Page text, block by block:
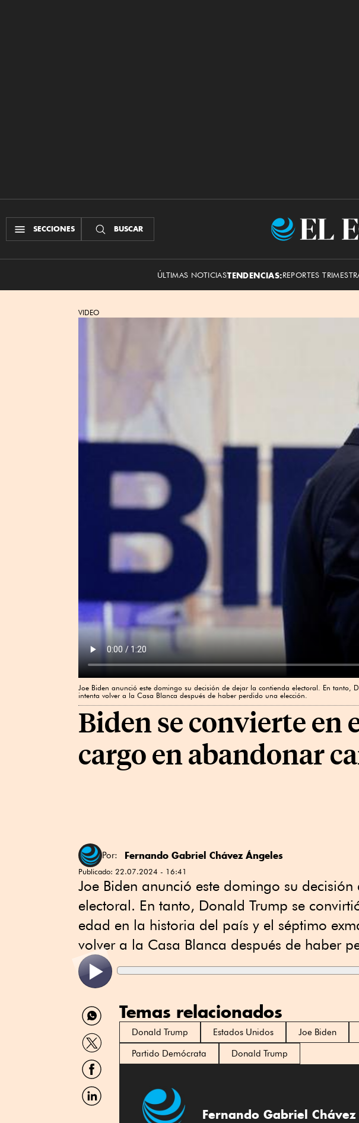
SECCIONES BUSCAR
ÚLTIMAS NOTICIASTENDENCIAS:REPORTES
VIDEO
Joe Biden anunció este domingo su decisión de dejar la contienda electoral. En
intenta volver a la Casa Blanca después de haber perdido una elección.
Biden se convierte en
cargo en abandonar
Por: Fernando Gabriel Chávez Ángeles
Publicado: 22.07.2024 - 16:41
Joe Biden anunció este domingo su
electoral. En tanto, Donald Trump se
edad en la historia del país y el séptimo
volver a la Casa Blanca después de haber
Compartir
por
WhatsApp
Compartir
por
Twitter
Compartir
por
Facebook
Compartir
por
Temas relacionados
Donald Trump Estados Unidos Joe Biden
Partido Demócrata
Donald Trump
Fernando Gabriel